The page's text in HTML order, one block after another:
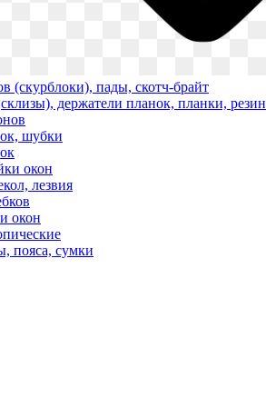
(скурблоки), пады, скотч-брайт
держатели планок, планки,
шубки
окон
лезвия
окон
пояса, сумки